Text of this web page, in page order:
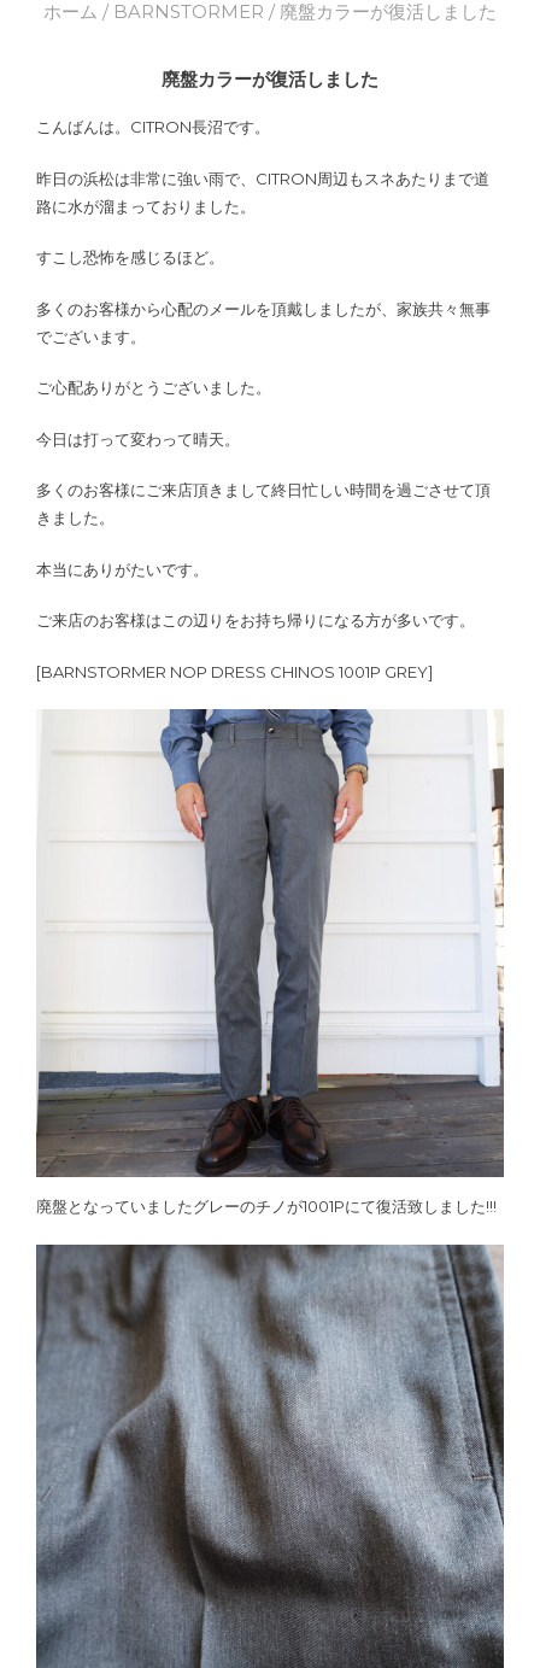
ホーム / BARNSTORMER / 廃盤カラーが復活しました
廃盤カラーが復活しました
こんばんは。CITRON長沼です。
昨日の浜松は非常に強い雨で、CITRON周辺もスネあたりまで道
路に水が溜まっておりました。
すこし恐怖を感じるほど。
多くのお客様から心配のメールを頂戴しましたが、家族共々無事
でございます。
ご心配ありがとうございました。
今日は打って変わって晴天。
多くのお客様にご来店頂きまして終日忙しい時間を過ごさせて頂
きました。
本当にありがたいです。
ご来店のお客様はこの辺りをお持ち帰りになる方が多いです。
[BARNSTORMER NOP DRESS CHINOS 1001P GREY]
廃盤となっていましたグレーのチノが1001Pにて復活致しました!!!